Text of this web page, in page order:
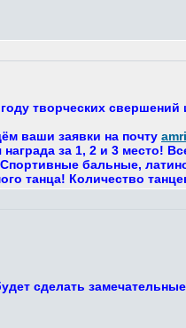
творческих
ваши заявки на почту
за 1, 2 и 3 место!
бальные,
танца! Количество
сделать